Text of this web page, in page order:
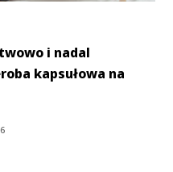
i nadal
kapsułowa na